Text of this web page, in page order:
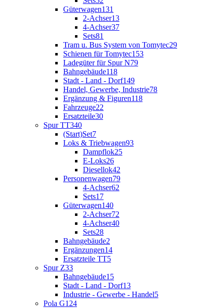
Güterwagen131
2-Achser13
4-Achser37
Sets81
Tram u. Bus System von Tomytec29
Schienen für Tomytec153
Ladegüter für Spur N79
Bahngebäude118
Stadt - Land - Dorf149
Handel, Gewerbe, Industrie78
Ergänzung & Figuren118
Fahrzeuge22
Ersatzteile30
Spur TT340
(Start)Set7
Loks & Triebwagen93
Dampflok25
E-Loks26
Diesellok42
Personenwagen79
4-Achser62
Sets17
Güterwagen140
2-Achser72
4-Achser40
Sets28
Bahngebäude2
Ergänzungen14
Ersatzteile TT5
Spur Z33
Bahngebäude15
Stadt - Land - Dorf13
Industrie - Gewerbe - Handel5
Pola G124